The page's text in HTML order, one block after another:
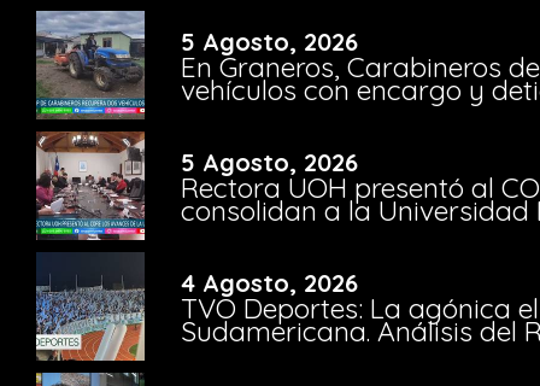
5 Agosto, 2026
En Graneros, Carabineros
vehículos con encargo y
5 Agosto, 2026
Rectora UOH presentó al
consolidan a la Universidad
4 Agosto, 2026
TVO Deportes: La agónica
Sudamericana. Análisis del